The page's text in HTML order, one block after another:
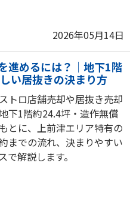
2026年05月14日
進めるには？｜地下1階
い居抜きの決まり方
トロ店舗売却や居抜き売却
下1階約24.4坪・造作無償
とに、上前津エリア特有の
までの流れ、決まりやすい
で解説します。